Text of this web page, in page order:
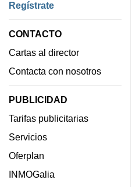
Regístrate
CONTACTO
Cartas al director
Contacta con nosotros
PUBLICIDAD
Tarifas publicitarias
Servicios
Oferplan
INMOGalia